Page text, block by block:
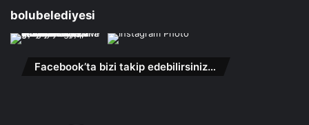
bolubelediyesi
Facebook’ta bizi takip edebilirsiniz…